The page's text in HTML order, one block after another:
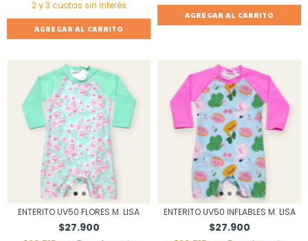
AGREGAR AL CARRITO
AGREGAR AL CARRITO
ENTERITO UV50 FLORES M. LISA
$27.900
ENTERITO UV50 INFLABLES M. LISA
$27.900